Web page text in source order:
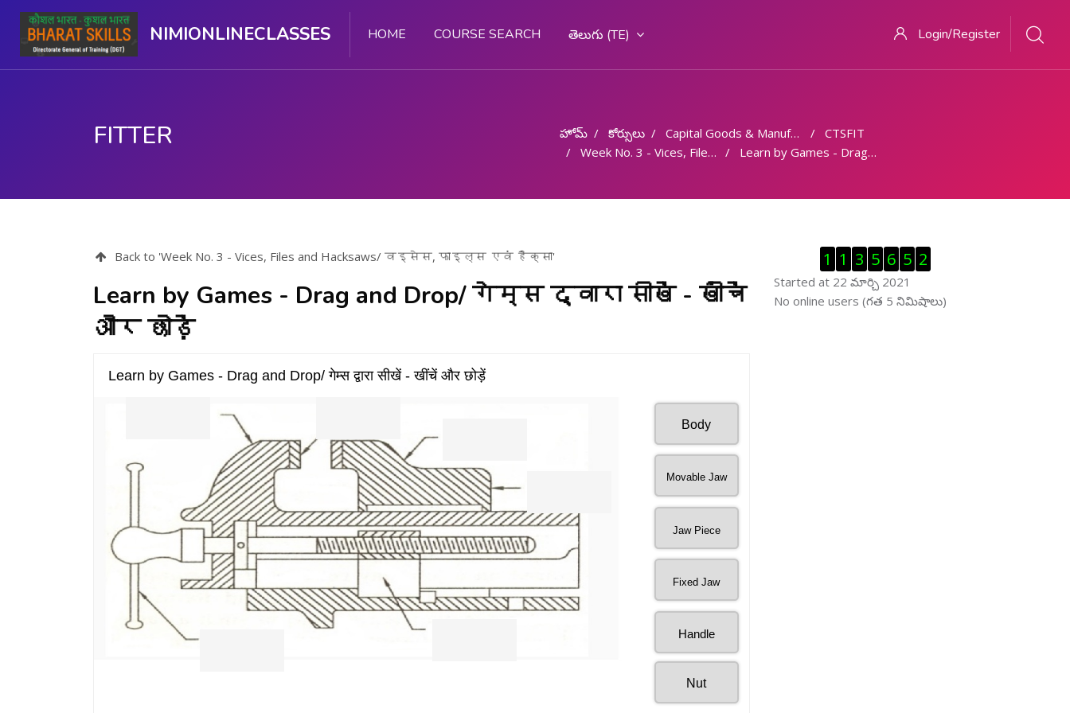
NIMIONLINECLASSES HOME COURSE SEARCH తెలుగు ‎(TE)‎ Login/Register
FITTER హోమ్ కోర్సులు Capital Goods & Manufacturing
CTSFIT
Week No. 3 - Vices, Files and Hacksaws/ वइसेस, फाइल्स एवं हैक्सा
Learn by Games - Drag and Drop/ गेम्स द्वारा सीखें - खींचें और छोड़ें
Back to 'Week No. 3 - Vices, Files and Hacksaws/ वइसेस, फाइल्स एवं हैक्सा'
Learn by Games - Drag and Drop/ गेम्स द्वारा सीखें - खींचें
और छोड़ें
Visitor Counter ను తప్పించు
1 1 3 5 6 5 2
Started at 22 మార్చి 2021
ఆన్ లైను వాడుకరులు ను తప్పించు
No online users (గత 5 నిమిషాలు)